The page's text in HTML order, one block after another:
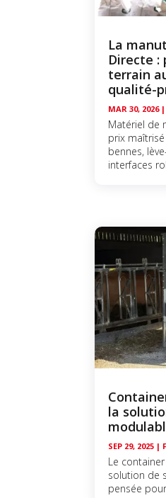
La
Directe :
terrain
qualité-
MAR 30, 2026|
Matériel de
prix
bennes,
interfaces
la
SEP 29, 2025 |
Le container
solution de
pensée